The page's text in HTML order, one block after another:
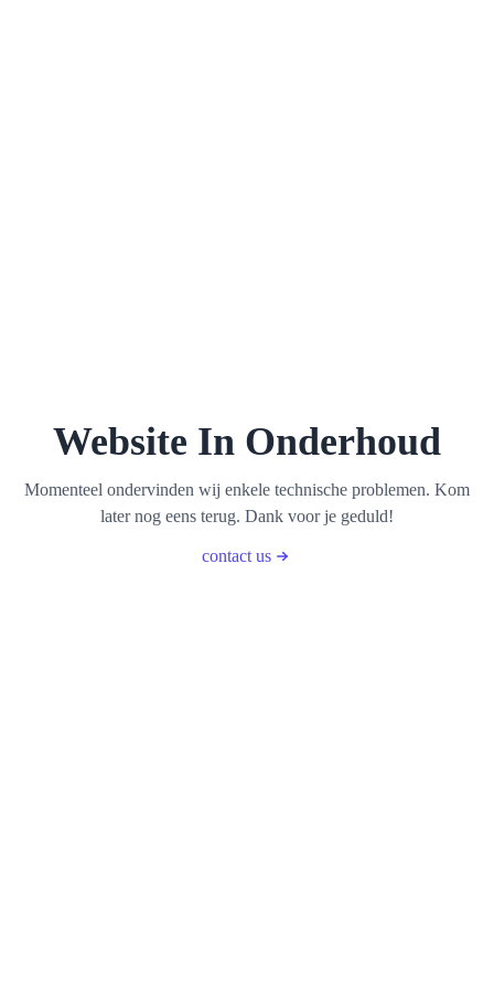
Website In Onderhoud
Momenteel ondervinden wij enkele technische problemen. Kom
later nog eens terug. Dank voor je geduld!
contact us